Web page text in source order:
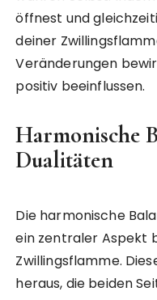
öffnest und
deiner
Veränderungen
positiv beeinflussen.
Harmonische
Dualitäten
Die harmonische
ein zentraler Aspekt
Zwillingsflamme.
heraus, die beiden